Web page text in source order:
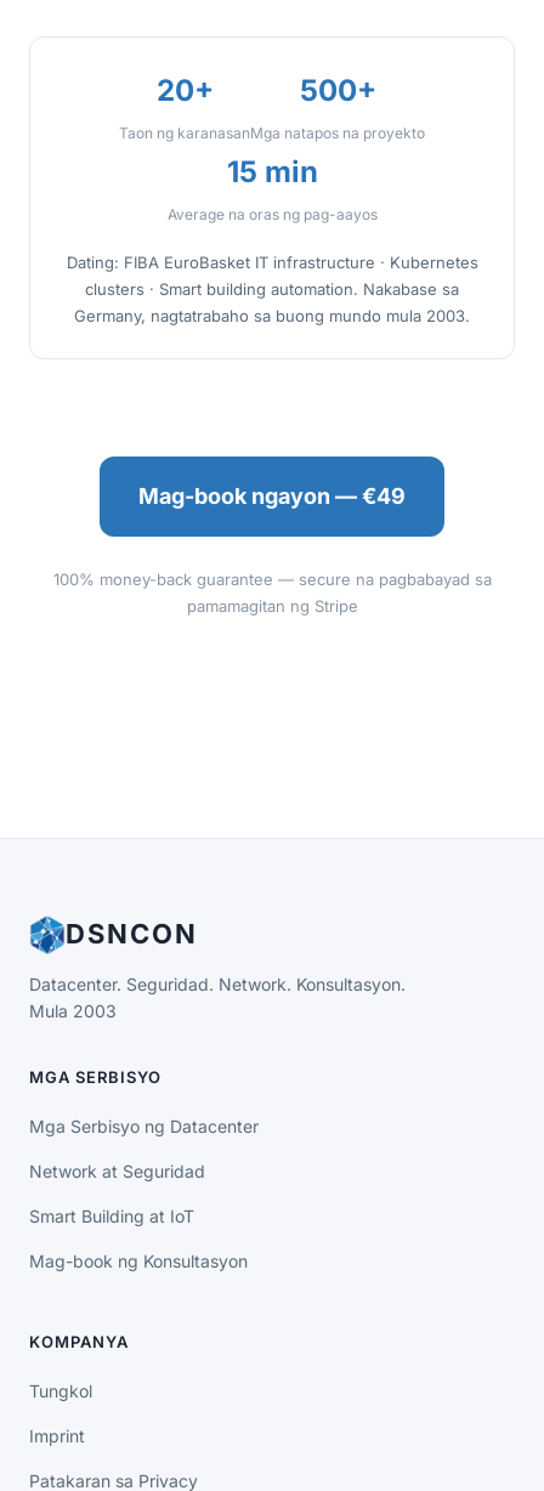
20+
Taon ng karanasan
500+
Mga natapos na proyekto
15 min
Average na oras ng pag-aayos
Dating: FIBA EuroBasket IT infrastructure · Kubernetes
clusters · Smart building automation. Nakabase sa
Germany, nagtatrabaho sa buong mundo mula 2003.
Mag-book ngayon — €49
100% money-back guarantee — secure na pagbabayad sa
pamamagitan ng Stripe
DSNCON
Datacenter. Seguridad. Network. Konsultasyon.
Mula 2003
MGA SERBISYO
Mga Serbisyo ng Datacenter
Network at Seguridad
Smart Building at IoT
Mag-book ng Konsultasyon
KOMPANYA
Tungkol
Imprint
Patakaran sa Privacy